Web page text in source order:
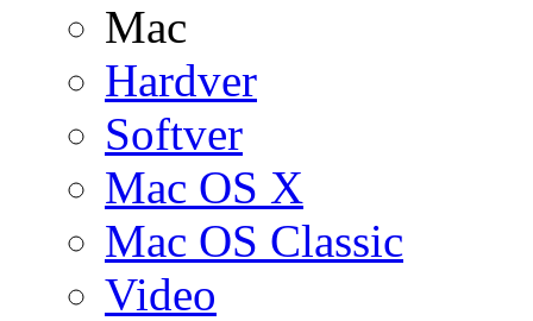
Mac
Hardver
Softver
Mac OS X
Mac OS Classic
Video